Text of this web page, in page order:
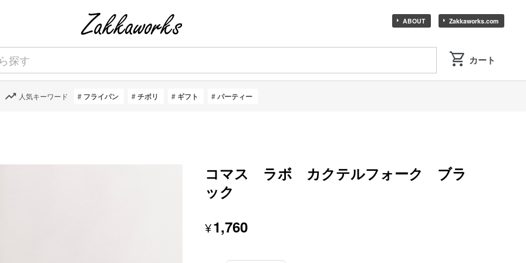
ABOUT Zakkaworks.com
人気キーワード フライパン チボリ ギフト パーティー
コマス ラボ カクテルフォーク ブラ
ック
¥1,760